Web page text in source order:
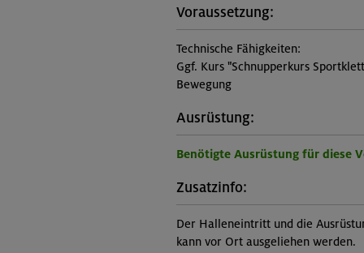
Voraussetzung:
Technische Fähigkeiten:
Ggf. Kurs "Schnupperkurs
Bewegung
Ausrüstung:
Benötigte Ausrüstung für diese
Zusatzinfo:
Der Halleneintritt und die
kann vor Ort ausgeliehen werden.